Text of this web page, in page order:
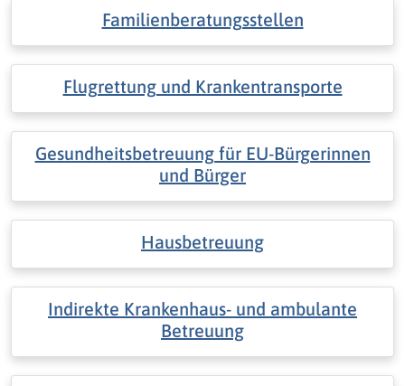
Familienberatungsstellen
Flugrettung und Krankentransporte
Gesundheitsbetreuung für EU-Bürgerinnen
und Bürger
Hausbetreuung
Indirekte Krankenhaus- und ambulante
Betreuung